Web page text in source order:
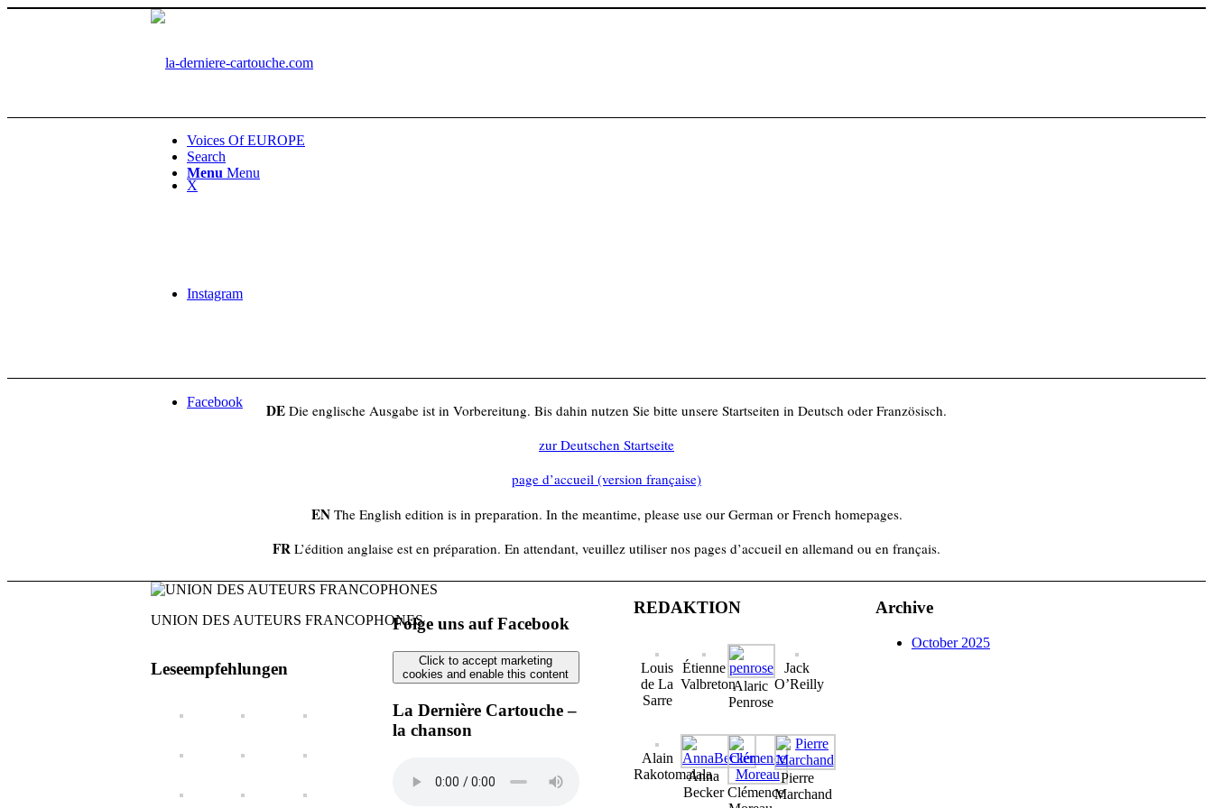
X
Instagram
Facebook
Voices Of EUROPE
Search
Menu Menu
DE Die englische Ausgabe ist in Vorbereitung. Bis dahin nutzen Sie bitte unsere Startseiten in Deutsch oder Französisch.
zur Deutschen Startseite
page d’accueil (version française)
ENThe English edition is in preparation. In the meantime, please use our German or French homepages.
FR L’édition anglaise est en préparation. En attendant, veuillez utiliser nos pages d’accueil en allemand ou en français.
UNION DES AUTEURS FRANCOPHONES
Leseempfehlungen
Folge uns auf Facebook
Click to accept marketing
cookies and enable this content
La Dernière Cartouche –
la chanson
REDAKTION
Louis
de La
Sarre
Étienne
ValbretonAlaric
Penrose
Jack
O’Reilly
Alain
Rakotomalala
Anna
Becker Clémence
Pierre
Marchand
Archive
October 2025